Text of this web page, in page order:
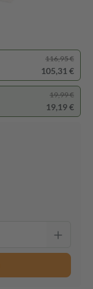
116,95 €
105,31 €
19,99 €
19,19 €